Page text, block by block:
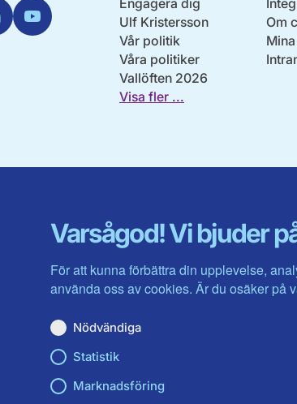
Varsågod! Vi bjuder
För att kunna förbättra din upplevelse,
använda oss av cookies. Är du osäker på
Nödvändiga
Statistik
Marknadsföring
Youtube
Engagera dig
Ulf Kristersson
Vår politik
Våra politiker
Vallöften 2026
Visa fler ...
Om